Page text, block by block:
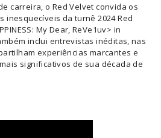
carreira, o Red Velvet convida os
inesquecíveis da turnê 2024 Red
My Dear, ReVe1uv> in
inclui entrevistas inéditas, nas
experiências marcantes e
significativos de sua década de